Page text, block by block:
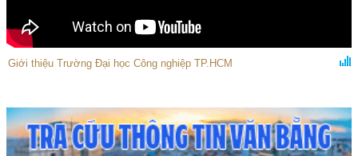
Giới thiệu Trường Đại học Công nghiệp TP.HCM